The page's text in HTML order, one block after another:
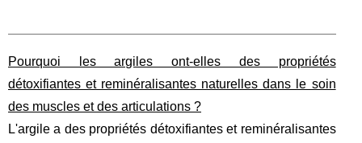
Pourquoi les argiles ont-elles des propriétés
détoxifiantes et reminéralisantes naturelles dans le soin
des muscles et des articulations ?
L'argile a des propriétés détoxifiantes et reminéralisantes